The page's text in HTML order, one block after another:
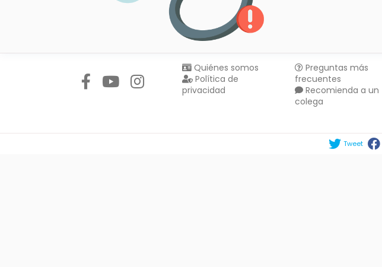
Quiénes somos
Política de
privacidad
Preguntas más
frecuentes
Recomienda a un
colega
Tweet